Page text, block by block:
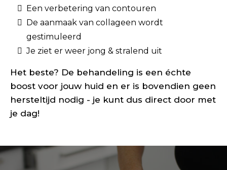
Een verbetering van contouren
De aanmaak van collageen wordt
gestimuleerd
Je ziet er weer jong & stralend uit
Het beste? De behandeling is een échte
boost voor jouw huid en er is bovendien geen
hersteltijd nodig - je kunt dus direct door met
je dag!